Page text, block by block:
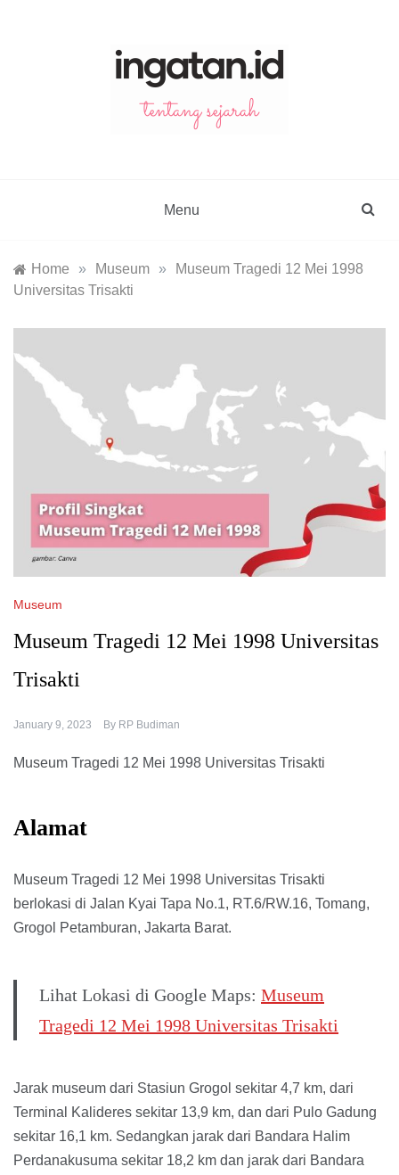
Menu
Home » Museum »
Museum Tragedi 12 Mei 1998
Universitas Trisakti
Museum
Museum Tragedi 12 Mei 1998 Universitas
Trisakti
January 9, 2023 By RP Budiman
Museum Tragedi 12 Mei 1998 Universitas Trisakti
Alamat
Museum Tragedi 12 Mei 1998 Universitas Trisakti
berlokasi di Jalan Kyai Tapa No.1, RT.6/RW.16, Tomang,
Grogol Petamburan, Jakarta Barat.
Lihat Lokasi di Google Maps: Museum
Tragedi 12 Mei 1998 Universitas Trisakti
Jarak museum dari Stasiun Grogol sekitar 4,7 km, dari
Terminal Kalideres sekitar 13,9 km, dan dari Pulo Gadung
sekitar 16,1 km. Sedangkan jarak dari Bandara Halim
Perdanakusuma sekitar 18,2 km dan jarak dari Bandara